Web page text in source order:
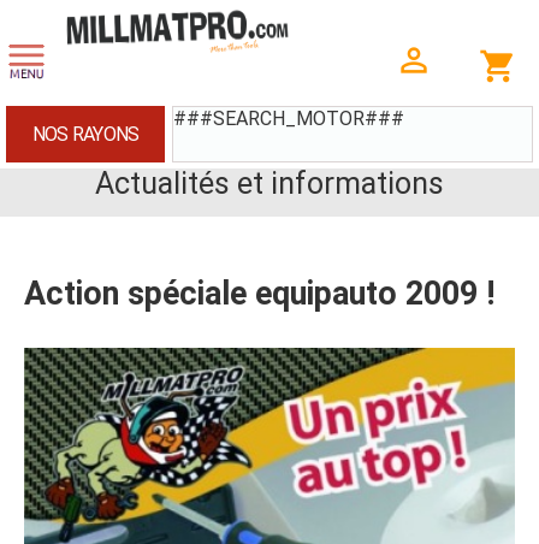
###SEARCH_MOTOR###
NOS RAYONS
Actualités et informations
Action spéciale equipauto 2009 !